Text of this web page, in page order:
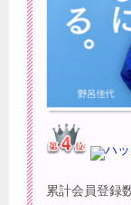
ハ
累計会員登録